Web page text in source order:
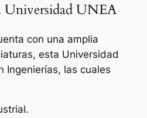
Universidad UNEA
con una amplia
esta Universidad
Ingenierías, las cuales